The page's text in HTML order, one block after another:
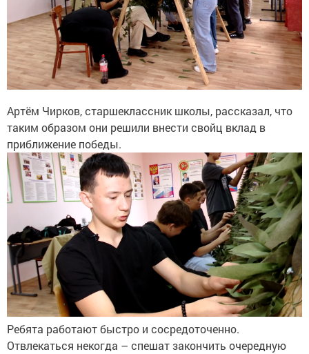
Артём Чирков, старшеклассник школы, рассказал, что
таким образом они решили внести свойц вклад в
приближение победы.
Ребята работают быстро и сосредоточенно.
Отвлекаться некогда – спешат закончить очередную